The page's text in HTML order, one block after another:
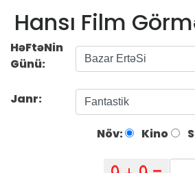
Hansı Film
HəFtəNin
Günü:
Janr:
Növ: Kino